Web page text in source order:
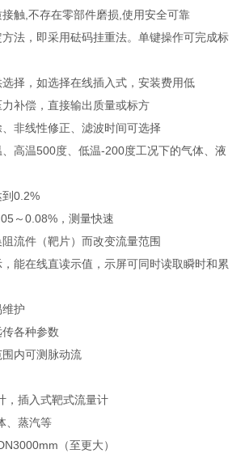
触,不存在零部件磨损,使用安全可靠
方法，即采用砝码挂重法。单键操作可完成标
择，如选择在线插入式，安装费用低
补偿，直接输出质量或标方
非线性修正、滤波时间可选择
、高温500度、低温-200度工况下的气体、液
到0.2%
～0.08%，测量快速
流件（靶片）而改变流量范围
能在线直读示值，示屏可同时读取瞬时和累
护
各种参数
内可测脉动流
，插入式靶式流量计
、蒸汽等
（至更大）